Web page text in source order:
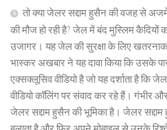
तो क्या जेलर सद्दाम हुसैन की वजह से
की मौज हो रही है? जेल में बंद मुस्लिम कैदियों
उजागर। यह जेल की सुरक्षा के लिए खतरनाक
भास्कर अखबार ने यह दावा किया कि
एक्सक्लूसिव वीडियो है जो यह दर्शाता है कि
वीडियो कॉलिंग पर संवाद कर रहे हैं। गंभीर
जेलर सद्दाम हुसैन की भूमिका है। जेलर